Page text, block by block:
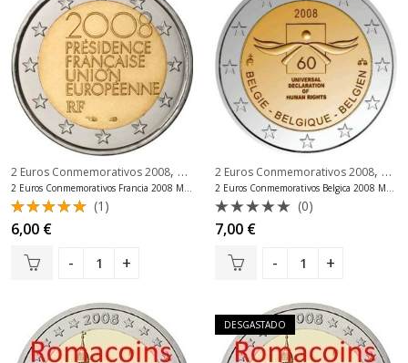
2 Euros Conmemorativos 2008, 2 Euros Conmemorativos Francia
2 Euros Conmemorativos Francia 2008 Moneda
Valorado
con 5.00
de 5
(1)
6,00 €
2 Euros Conmemorativos 2008, 2
2 Euros Conmemorativos Belgica 2008 Moneda
Valorado
con
de
(0)
7,00 €
DESGASTADO